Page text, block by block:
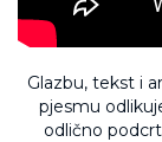
Glazbu, tekst i
pjesmu
odlično